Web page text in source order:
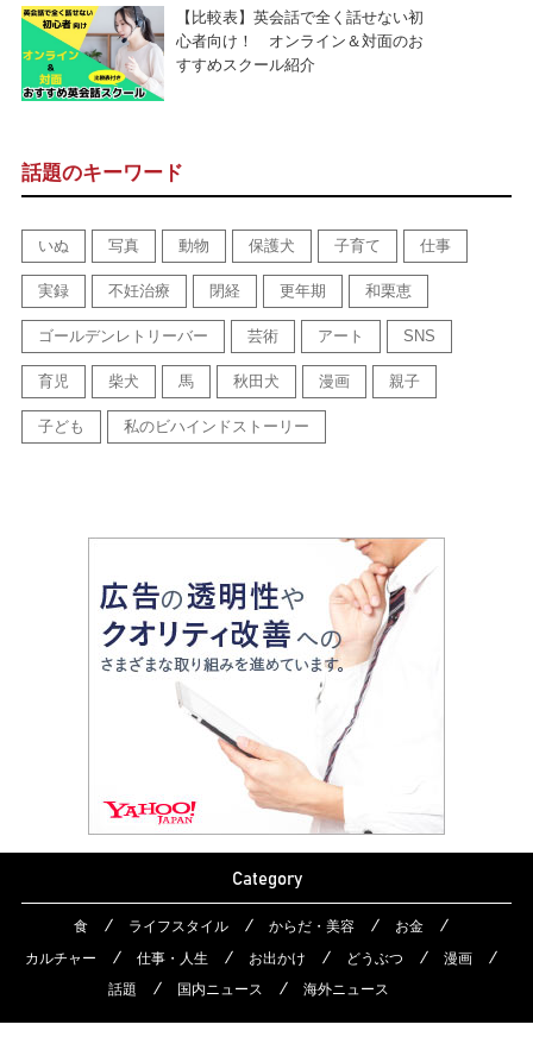
【比較表】英会話で全く話せない初
心者向け！ オンライン＆対面のお
すすめスクール紹介
話題のキーワード
いぬ 写真 動物 保護犬 子育て 仕事
実録 不妊治療 閉経 更年期 和栗恵
ゴールデンレトリーバー 芸術 アート SNS
育児 柴犬 馬 秋田犬 漫画 親子
子ども 私のビハインドストーリー
Category
食 ライフスタイル からだ・美容
お金
カルチャー
仕事・人生 お出かけ どうぶつ
漫画
話題
国内ニュース 海外ニュース